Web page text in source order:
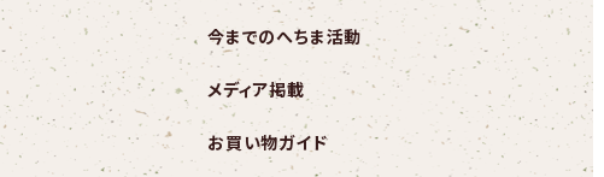
今までのへちま活動
メディア掲載
お買い物ガイド